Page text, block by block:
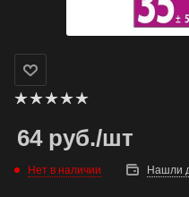
64руб./шт
Нет в наличии Нашли